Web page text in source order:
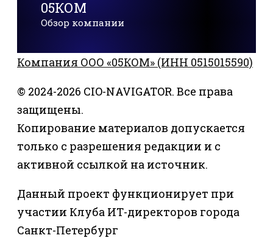
05КОМ
Обзор компании
Компания ООО «05КОМ» (ИНН 0515015590)
© 2024-2026 CIO-NAVIGATOR. Все права
защищены.
Копирование материалов допускается
только с разрешения редакции и с
активной ссылкой на источник.
Данный проект функционирует при
участии Клуба ИТ-директоров города
Санкт-Петербург